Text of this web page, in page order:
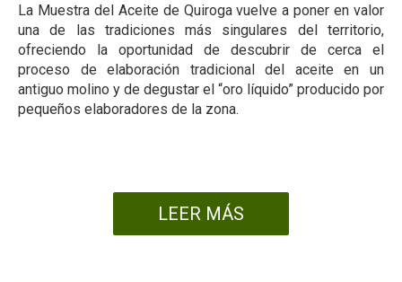
La Muestra del Aceite de Quiroga vuelve a poner en valor
una de las tradiciones más singulares del territorio,
ofreciendo la oportunidad de descubrir de cerca el
proceso de elaboración tradicional del aceite en un
antiguo molino y de degustar el “oro líquido” producido por
pequeños elaboradores de la zona.
LEER MÁS